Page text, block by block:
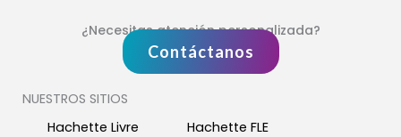
¿Necesitas atención personalizada?
Contáctanos
NUESTROS SITIOS
Hachette Livre
Hachette FLE